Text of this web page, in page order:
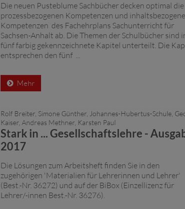
Die neuen Pusteblume Sachbücher decken optimal die
prozessbezogenen Kompetenzen und
Kompetenzen des Fachehrplans Sachunterricht für
Sachsen-Anhalt ab. Die Themen der Schulbücher sind
fünf farbig gekennzeichnete Kapitel unterteilt. Die
entsprechen den fünf ...
Mehr
Rolf Breiter, Simone Günther, Johannes-Hubertus-Schule,
Kaiser, Andreas Methner, Karsten Paul
Stark in ... Gesellschaftslehre -
2017
Die Lösungen zum Arbeitsheft finden Sie in den
zugehörigen 'Materialien für Lehrerinnen und Lehrer'
(Best.-Nr. 36272) und auf der BiBox (Einzellizenz für
Lehrer/-innen Best.-Nr. 36276).